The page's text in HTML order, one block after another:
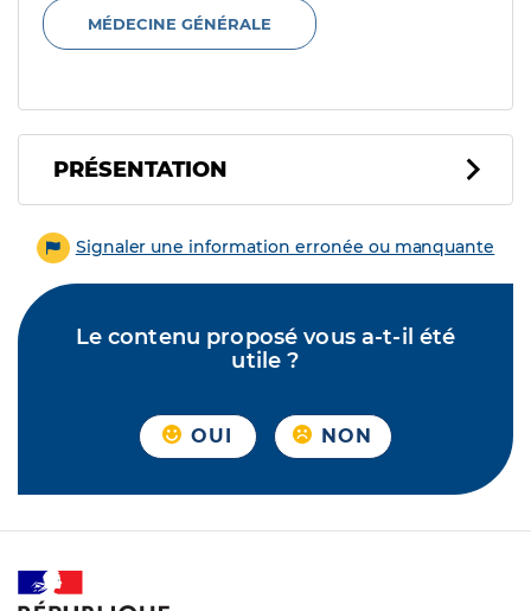
MÉDECINE GÉNÉRALE
PRÉSENTATION
Signaler une information erronée ou manquante
Le contenu proposé vous a-t-il été
utile ?
OUI NON